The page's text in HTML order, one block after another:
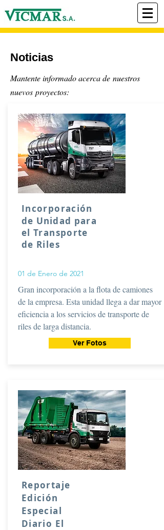
Noticias
Mantente informado acerca de nuestros
nuevos proyectos:
Incorporación
de Unidad para
el Transporte
de Riles
01 de Enero de 2021
Gran incorporación a la flota de camiones
de la empresa. Esta unidad llega a dar mayor
eficiencia a los servicios de transporte de
riles de larga distancia.
Ver Fotos
Reportaje
Edición
Especial
Diario El